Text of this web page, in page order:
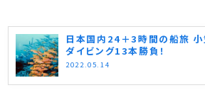
日本国内24＋3時間の船旅 小
ダイビング13本勝負！
2022.05.14